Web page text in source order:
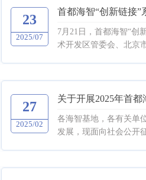
23
2025/07
首都海智“创新链接
7月21日，首都海智“
术开发区管委会、北京
27
2025/02
关于开展2025年首
各海智基地，各有关单
发展，现面向社会公开